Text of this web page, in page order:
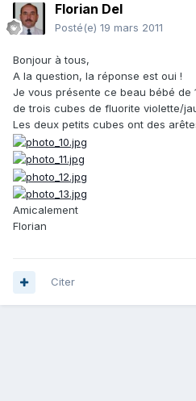
Florian Del
Posté(e) 19 mars 2011
Bonjour à tous,
A la question, la réponse est oui !
Je vous présente ce beau bébé de
de trois cubes de fluorite violette/
Les deux petits cubes ont des
Amicalement
Florian
Citer